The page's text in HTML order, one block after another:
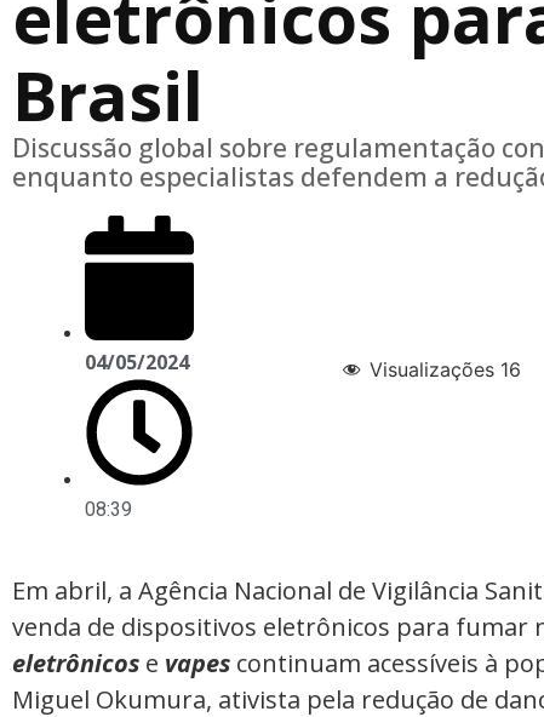
Brasil
Discussão global sobre regulamentação
enquanto especialistas defendem a
04/05/2024
08:39
Visualizações 16
Em abril, a Agência Nacional de Vigilância
venda de dispositivos eletrônicos para fumar
eletrônicos e vapes continuam acessíveis à
Miguel Okumura, ativista pela redução de